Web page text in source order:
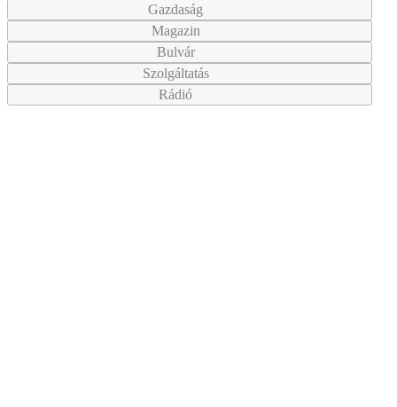
Gazdaság
Magazin
Bulvár
Szolgáltatás
Rádió